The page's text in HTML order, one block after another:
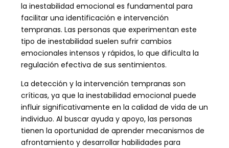
la inestabilidad emocional es fundamental para
facilitar una identificación e intervención
tempranas. Las personas que experimentan este
tipo de inestabilidad suelen sufrir cambios
emocionales intensos y rápidos, lo que dificulta la
regulación efectiva de sus sentimientos.
La detección y la intervención tempranas son
críticas, ya que la inestabilidad emocional puede
influir significativamente en la calidad de vida de un
individuo. Al buscar ayuda y apoyo, las personas
tienen la oportunidad de aprender mecanismos de
afrontamiento y desarrollar habilidades para